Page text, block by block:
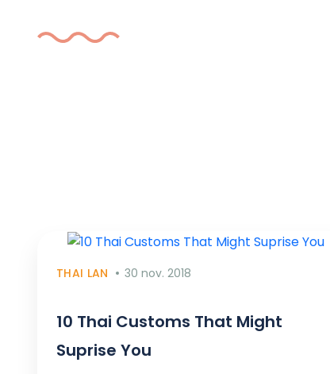
THAI LAN 30 nov. 2018
10 Thai Customs That Might
Suprise You